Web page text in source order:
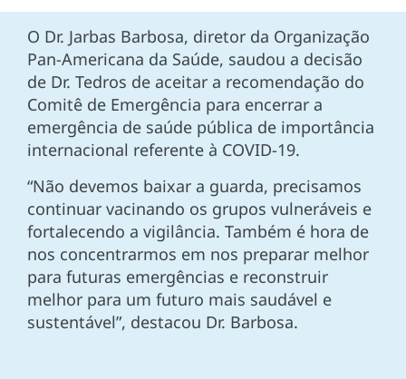
O Dr. Jarbas Barbosa, diretor da Organização
Pan-Americana da Saúde, saudou a decisão
de Dr. Tedros de aceitar a recomendação do
Comitê de Emergência para encerrar a
emergência de saúde pública de importância
internacional referente à COVID-19.
“Não devemos baixar a guarda, precisamos
continuar vacinando os grupos vulneráveis e
fortalecendo a vigilância. Também é hora de
nos concentrarmos em nos preparar melhor
para futuras emergências e reconstruir
melhor para um futuro mais saudável e
sustentável”, destacou Dr. Barbosa.